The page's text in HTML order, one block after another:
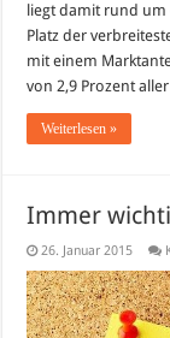
liegt damit rund
Platz der
mit einem
von 2,9 Prozent
Weiterlesen »
Immer
26. Januar 2015